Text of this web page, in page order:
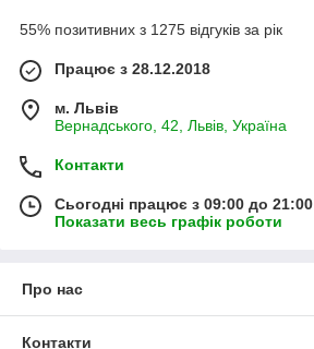
55% позитивних з 1275 відгуків за рік
Працює з 28.12.2018
м. Львів
Вернадського, 42, Львів, Україна
Контакти
Сьогодні працює з 09:00 до 21:00
Показати весь графік роботи
Про нас
Контакти